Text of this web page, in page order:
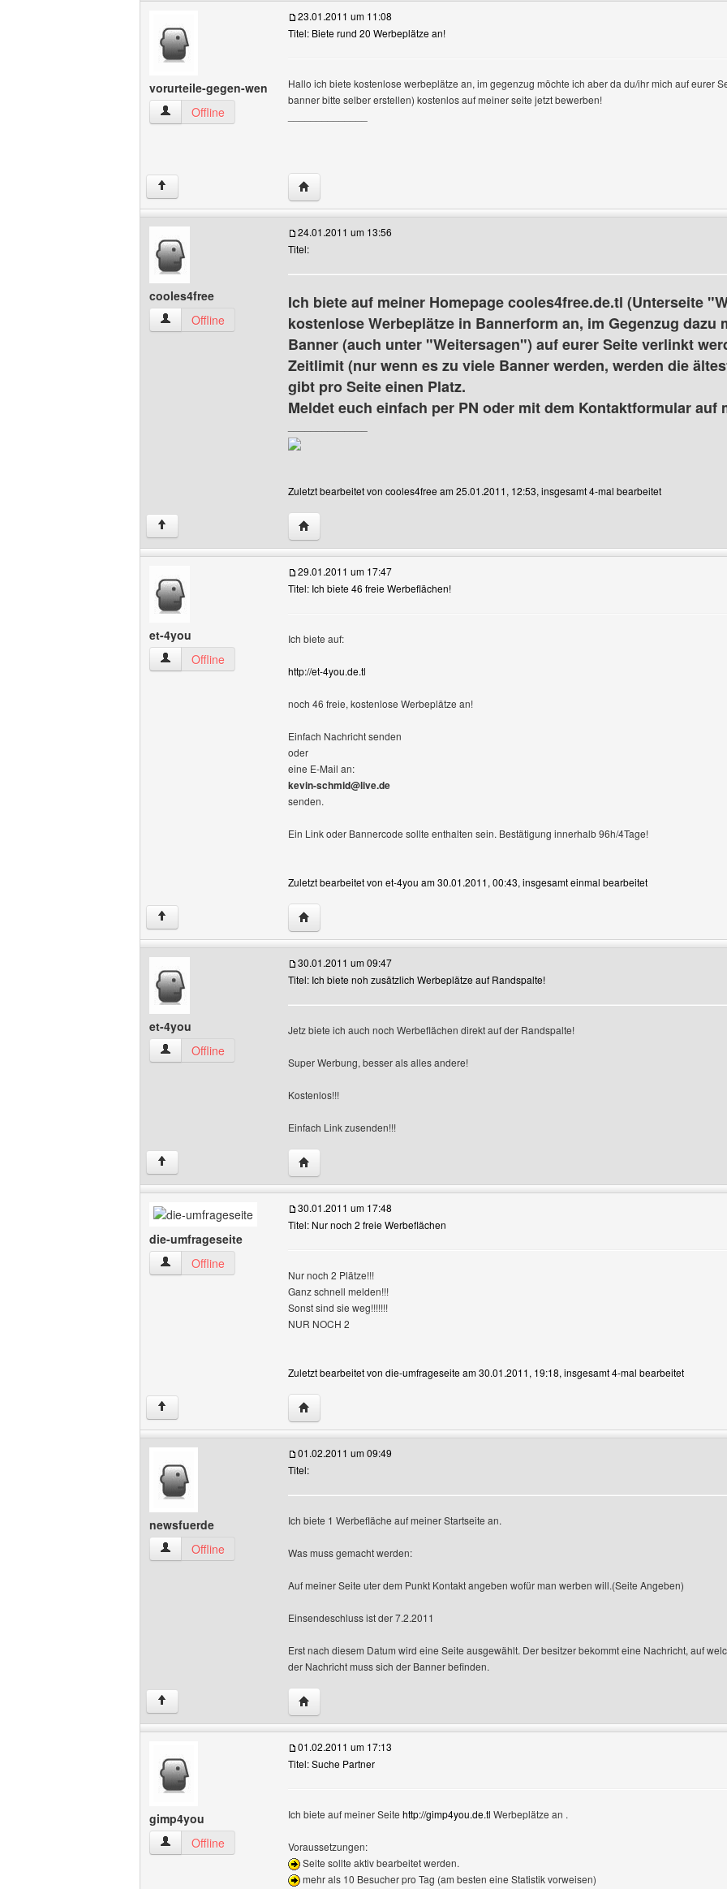
vorurteile-gegen-wen
vorurteile-gegen-wen Benutzer-Profile anzeigen
Offline
23.01.2011 um 11:08
Titel: Biete rund 20 Werbeplätze an!
Hallo ich biete kostenlose werbeplätze an, im gegenzug möchte ich aber da du/ihr mich auf eurer
banner bitte selber erstellen) kostenlos auf meiner seite jetzt bewerben!
↑ Website dieses Benutzers besuchen: vorurteile-gegen-wen
cooles4free
cooles4free Benutzer-Profile anzeigen
Offline
24.01.2011 um 13:56
Titel:
Ich biete auf meiner Homepage cooles4free.de.tl (Unterseite
kostenlose Werbeplätze in Bannerform an, im Gegenzug dazu
Banner (auch unter "Weitersagen") auf eurer Seite verlinkt
Zeitlimit (nur wenn es zu viele Banner werden, werden die
gibt pro Seite einen Platz.
Meldet euch einfach per PN oder mit dem Kontaktformular auf
Zuletzt bearbeitet von cooles4free am 25.01.2011, 12:53, insgesamt 4-mal bearbeitet
↑ Website dieses Benutzers besuchen: cooles4free
et-4you
et-4you Benutzer-Profile anzeigen
Offline
29.01.2011 um 17:47
Titel: Ich biete 46 freie Werbeflächen!
Ich biete auf:
http://et-4you.de.tl
noch 46 freie, kostenlose Werbeplätze an!
Einfach Nachricht senden
oder
eine E-Mail an:
kevin-schmid@live.de
senden.
Ein Link oder Bannercode sollte enthalten sein. Bestätigung innerhalb 96h/4Tage!
Zuletzt bearbeitet von et-4you am 30.01.2011, 00:43, insgesamt einmal bearbeitet
↑ Website dieses Benutzers besuchen: et-4you
et-4you
et-4you Benutzer-Profile anzeigen
Offline
30.01.2011 um 09:47
Titel: Ich biete noh zusätzlich Werbeplätze auf Randspalte!
Jetz biete ich auch noch Werbeflächen direkt auf der Randspalte!
Super Werbung, besser als alles andere!
Kostenlos!!!
Einfach Link zusenden!!!
↑ Website dieses Benutzers besuchen: et-4you
die-umfrageseite
die-umfrageseite Benutzer-Profile anzeigen
Offline
30.01.2011 um 17:48
Titel: Nur noch 2 freie Werbeflächen
Nur noch 2 Plätze!!!
Ganz schnell melden!!!
Sonst sind sie weg!!!!!!!
NUR NOCH 2
Zuletzt bearbeitet von die-umfrageseite am 30.01.2011, 19:18, insgesamt 4-mal bearbeitet
↑ Website dieses Benutzers besuchen: die-umfrageseite
newsfuerde
newsfuerde Benutzer-Profile anzeigen
Offline
01.02.2011 um 09:49
Titel:
Ich biete 1 Werbefläche auf meiner Startseite an.
Was muss gemacht werden:
Auf meiner Seite uter dem Punkt Kontakt angeben wofür man werben will.(Seite Angeben)
Einsendeschluss ist der 7.2.2011
Erst nach diesem Datum wird eine Seite ausgewählt. Der besitzer bekommt eine Nachricht, auf
der Nachricht muss sich der Banner befinden.
↑ Website dieses Benutzers besuchen: newsfuerde
gimp4you
gimp4you Benutzer-Profile anzeigen
Offline
01.02.2011 um 17:13
Titel: Suche Partner
Ich biete auf meiner Seite http://gimp4you.de.tl Werbeplätze an .
Voraussetzungen:
Seite sollte aktiv bearbeitet werden.
mehr als 10 Besucher pro Tag (am besten eine Statistik vorweisen)